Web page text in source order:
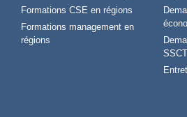
Formations CSE en régions
Formations management en
régions
SSCT